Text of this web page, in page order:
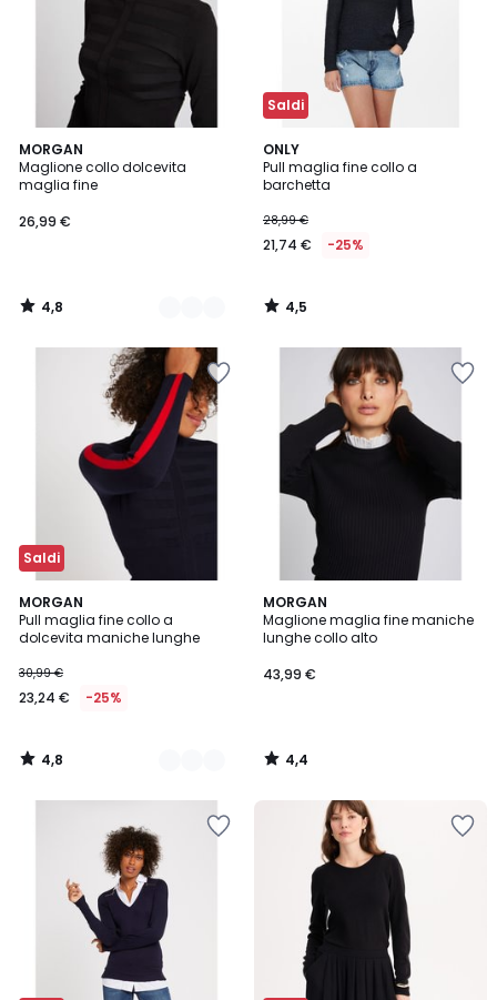
MORGAN
Maglione collo dolcevita
maglia fine
26,99 €
4,8
/ 5
2
Colori
4,8
/
Saldi
ONLY
Pull maglia fine collo a
barchetta
28,99 €
21,74 € -25%
4,5
/ 5
4,5
/
Saldi
MORGAN
Pull maglia fine collo a
dolcevita maniche lunghe
30,99 €
23,24 € -25%
4,8
/ 5
2
Colori
4,8
/
MORGAN
Maglione maglia fine maniche
lunghe collo alto
43,99 €
4,4
/ 5
4,4
/